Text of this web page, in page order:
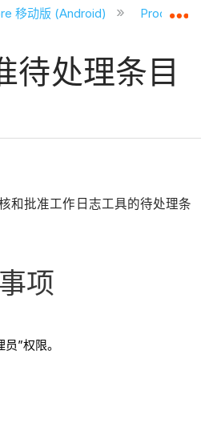
层次
移动版 (Android) Procore
待处理条目
和批准工作日志工具的待处理条
项
”权限。